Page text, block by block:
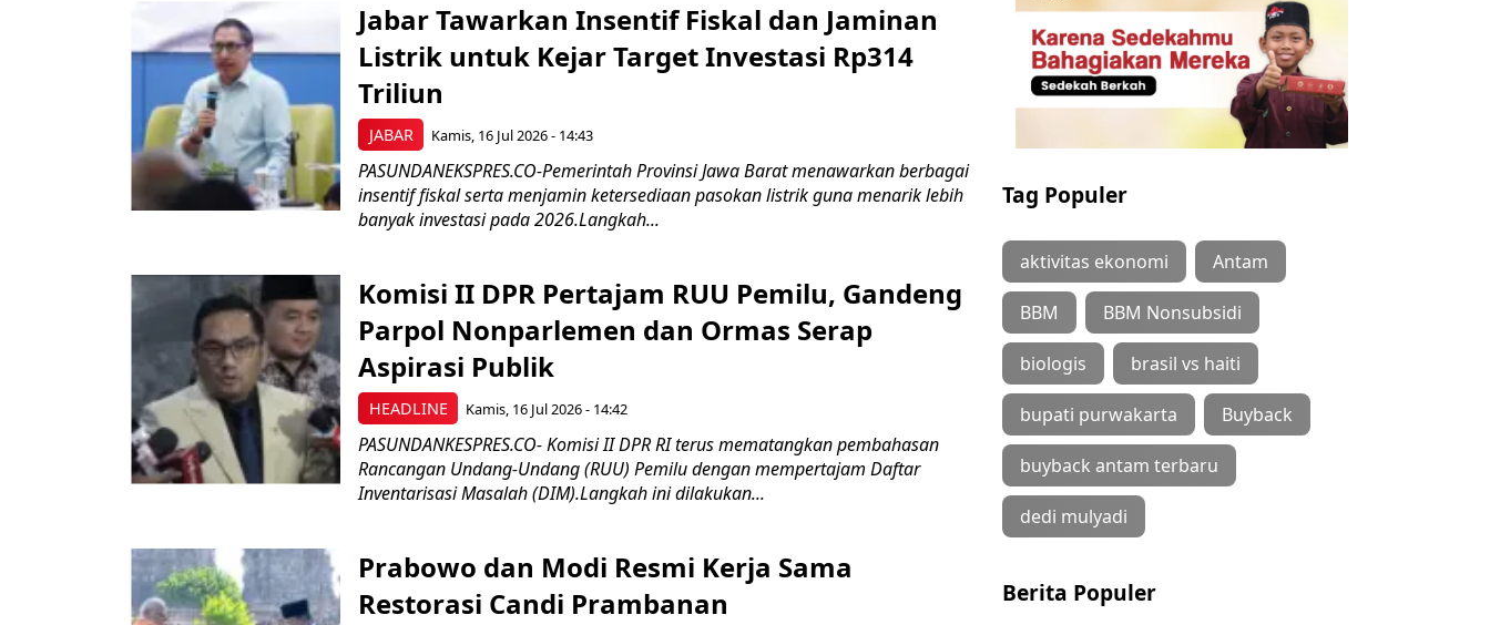
JABAR
Jabar Tawarkan Insentif Fiskal dan Jaminan
Listrik untuk Kejar Target Investasi Rp314
Triliun
Kamis, 16 Jul 2026 - 14:43
PASUNDANEKSPRES.CO-Pemerintah Provinsi Jawa Barat menawarkan berbagai
insentif fiskal serta menjamin ketersediaan pasokan listrik guna menarik lebih
banyak investasi pada 2026.Langkah...
HEADLINE
Komisi II DPR Pertajam RUU Pemilu, Gandeng
Parpol Nonparlemen dan Ormas Serap
Aspirasi Publik
Kamis, 16 Jul 2026 - 14:42
PASUNDANKESPRES.CO- Komisi II DPR RI terus mematangkan pembahasan
Rancangan Undang-Undang (RUU) Pemilu dengan mempertajam Daftar
Inventarisasi Masalah (DIM).Langkah ini dilakukan...
Prabowo dan Modi Resmi Kerja Sama
Restorasi Candi Prambanan
Tag Populer
aktivitas ekonomi Antam
BBM BBM Nonsubsidi
biologis brasil vs haiti
bupati purwakarta Buyback
buyback antam terbaru
dedi mulyadi
Berita Populer